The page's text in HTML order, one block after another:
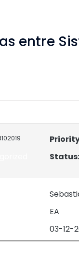
entre
Status:
EA
03-12-